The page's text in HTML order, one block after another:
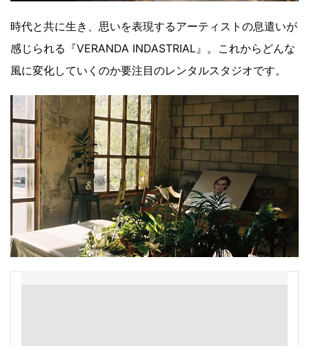
時代と共に生き、思いを表現するアーティストの息遣いが
感じられる『VERANDA INDASTRIAL』。これからどんな
風に変化していくのか要注目のレンタルスタジオです。